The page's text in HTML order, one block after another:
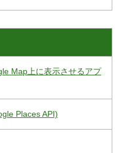
Map上に表示させるアプ
Places API)